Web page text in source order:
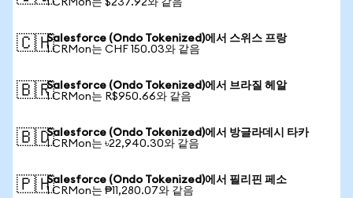
1 CRMon는 $237.92와 같음
🇨🇭Salesforce (Ondo Tokenized)에서 스위스 프랑
1 CRMon는 CHF 150.03와 같음
🇧🇷Salesforce (Ondo Tokenized)에서 브라질 헤알
1 CRMon는 R$950.66와 같음
🇧🇩Salesforce (Ondo Tokenized)에서 방글라데시 타카
1 CRMon는 ৳22,940.30와 같음
🇵🇭Salesforce (Ondo Tokenized)에서 필리핀 페소
1 CRMon는 ₱11,280.07와 같음